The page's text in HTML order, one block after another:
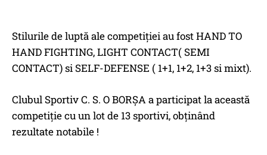
Stilurile de luptă ale competiției au fost HAND TO
HAND FIGHTING, LIGHT CONTACT( SEMI
CONTACT) si SELF-DEFENSE ( 1+1, 1+2, 1+3 si mixt).
Clubul Sportiv C. S. O BORȘA a participat la această
competiție cu un lot de 13 sportivi, obținând
rezultate notabile !